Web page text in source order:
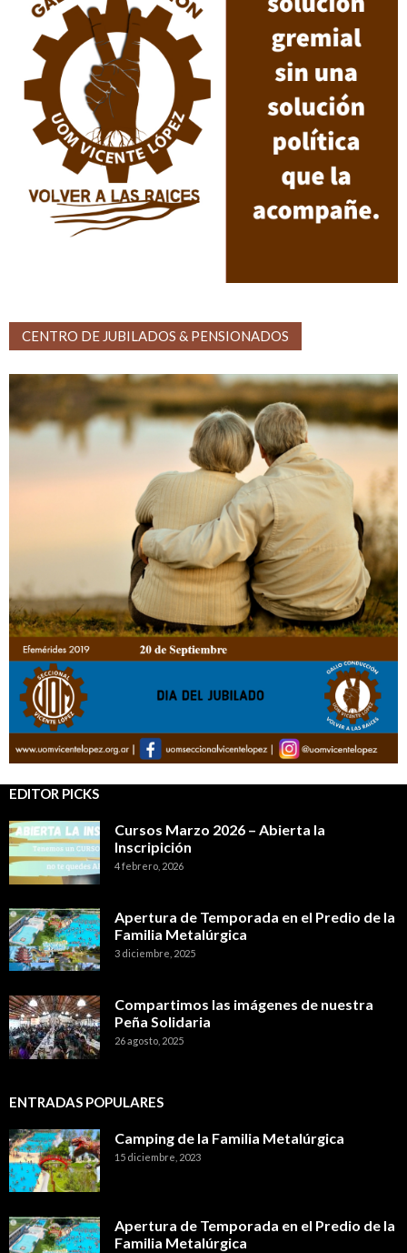
CENTRO DE JUBILADOS & PENSIONADOS
EDITOR PICKS
Cursos Marzo 2026 – Abierta la
Inscripición
4 febrero, 2026
Apertura de Temporada en el Predio de la
Familia Metalúrgica
3 diciembre, 2025
Compartimos las imágenes de nuestra
Peña Solidaria
26 agosto, 2025
ENTRADAS POPULARES
Camping de la Familia Metalúrgica
15 diciembre, 2023
Apertura de Temporada en el Predio de la
Familia Metalúrgica